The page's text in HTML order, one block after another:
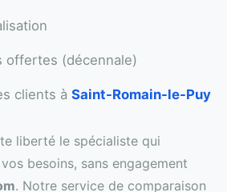
offertes (décennale)
clients à Saint-Romain-le-Puy
liberté le spécialiste qui
besoins, sans engagement
. Notre service de comparaison